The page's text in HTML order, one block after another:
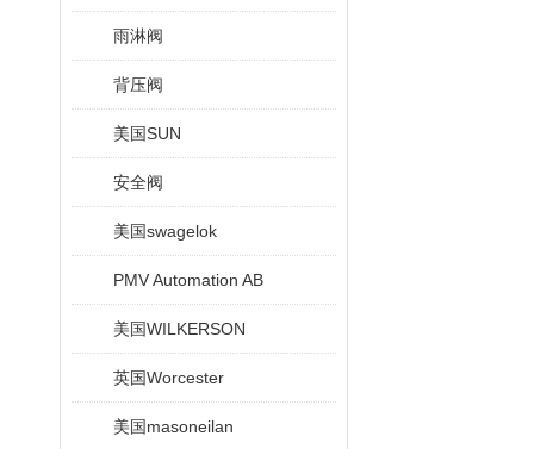
雨淋阀
背压阀
美国SUN
安全阀
美国swagelok
PMV Automation AB
美国WILKERSON
英国Worcester
美国masoneilan